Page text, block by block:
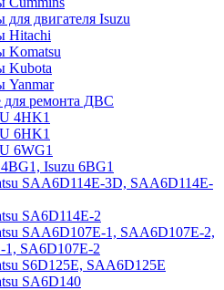
для двигателя Isuzu
Hitachi
Komatsu
Kubota
Yanmar
ремонта ДВС
4HK1
6HK1
6WG1
Isuzu 6BG1
SAA6D114E-3D, SAA6D114E-
SA6D114E-2
SAA6D107E-1, SAA6D107E-2,
1, SA6D107E-2
S6D125E, SAA6D125E
SA6D140